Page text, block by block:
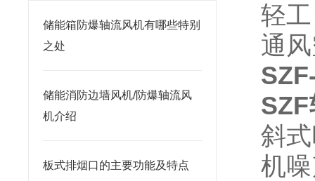
储能箱防爆轴流风机有哪些特别
之处
储能消防边墙风机/防爆轴流风
机介绍
板式排烟口的主要功能及特点
轻
通
斜
机